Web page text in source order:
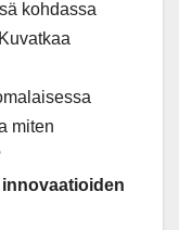
kohdassa
miten